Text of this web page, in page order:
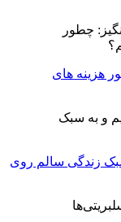
هزینه های
زندگی سالم روی